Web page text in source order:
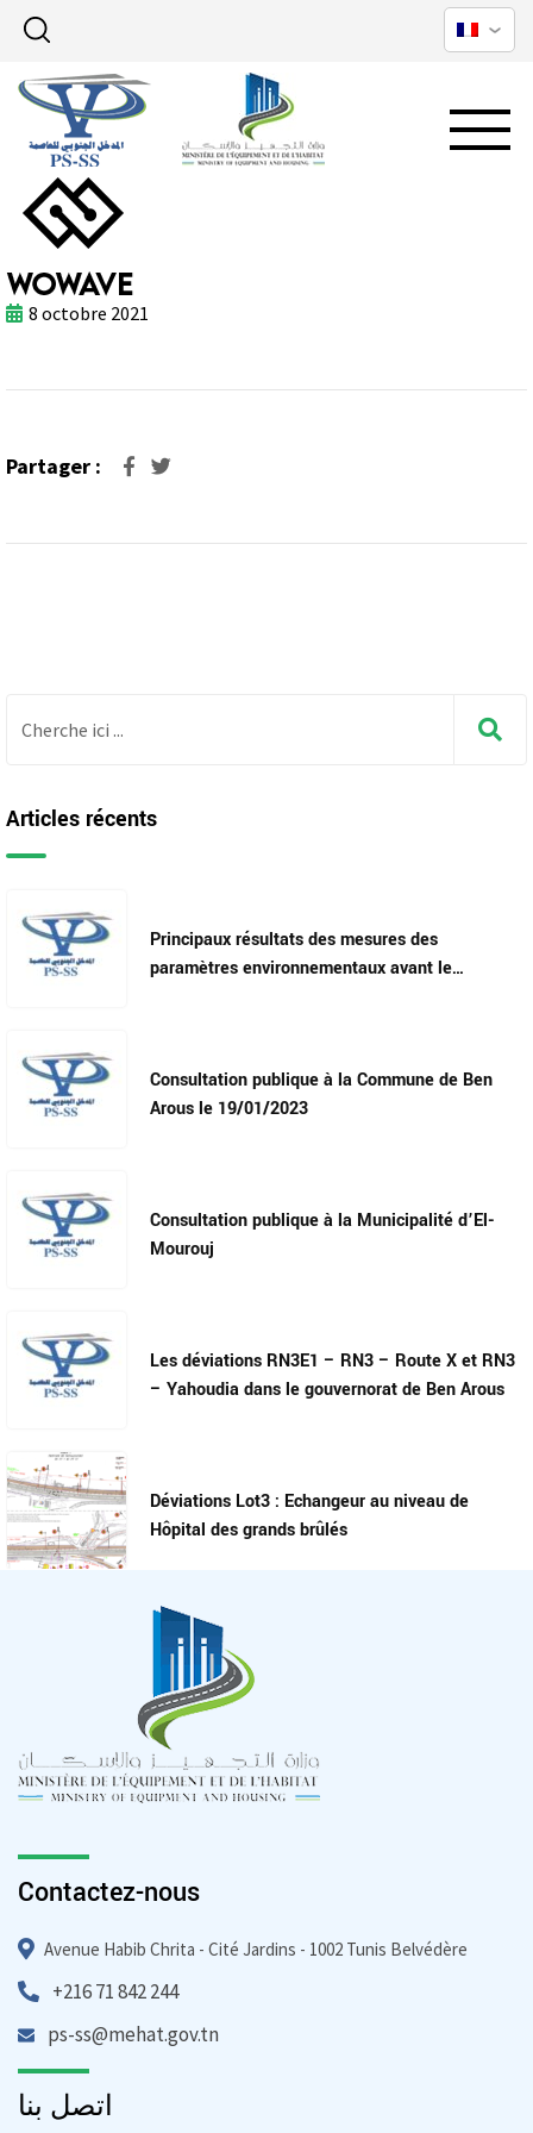
8 octobre 2021
Partager :
Articles récents
Principaux résultats des mesures des
paramètres environnementaux avant le
Consultation publique à la Commune de Ben
Arous le 19/01/2023
Consultation publique à la Municipalité d’El-
Mourouj
Les déviations RN3E1 – RN3 – Route X et RN3
– Yahoudia dans le gouvernorat de Ben Arous
Déviations Lot3 : Echangeur au niveau de
Hôpital des grands brûlés
Contactez-nous
Avenue Habib Chrita - Cité Jardins - 1002 Tunis Belvédère
+216 71 842 244
ps-ss@mehat.gov.tn
اتصل بنا